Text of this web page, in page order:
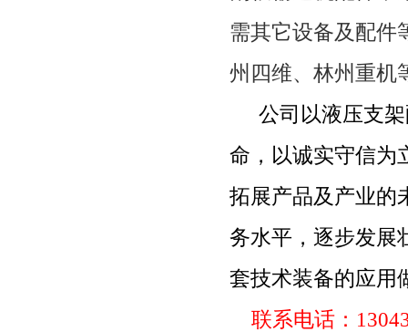
需其它设备及配件
州四维、林州重机
公司以液压支
命，以诚实守信为
拓展产品及产业的
务水平，逐步发展
套技术装备的应用
联系电话：